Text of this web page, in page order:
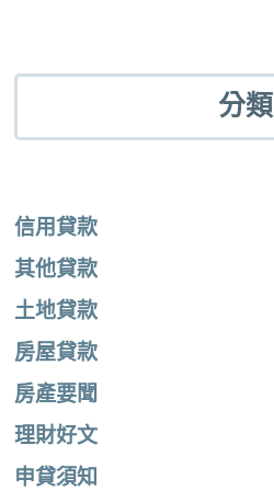
分類
信用貸款
其他貸款
土地貸款
房屋貸款
房產要聞
理財好文
申貸須知